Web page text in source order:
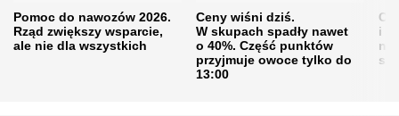
Pomoc do nawozów 2026.
Rząd zwiększy wsparcie,
ale nie dla wszystkich
Ceny wiśni dziś.
W skupach spadły nawet
o 40%. Część punktów
przyjmuje owoce tylko do
13:00
i